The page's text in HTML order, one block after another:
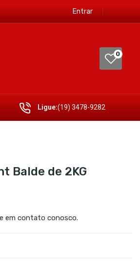
Entrar
0
Ligue:(19) 3478-9282
Balde de 2KG
em contato conosco.